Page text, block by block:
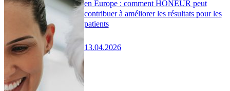
en Europe : comment HONEUR peut
contribuer à améliorer les résultats pour les
patients
13.04.2026